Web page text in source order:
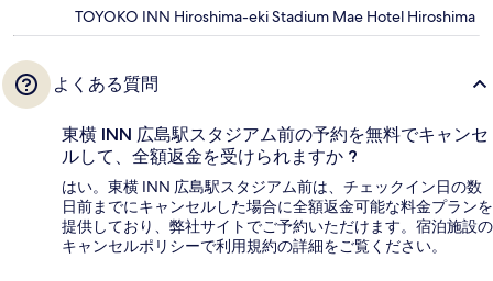
TOYOKO INN Hiroshima-eki Stadium Mae Hotel Hiroshima
よくある質問
東横 INN 広島駅スタジアム前の予約を無料でキャンセ
ルして、全額返金を受けられますか ?
はい。東横 INN 広島駅スタジアム前は、チェックイン日の数
日前までにキャンセルした場合に全額返金可能な料金プランを
提供しており、弊社サイトでご予約いただけます。宿泊施設の
キャンセルポリシーで利用規約の詳細をご覧ください。